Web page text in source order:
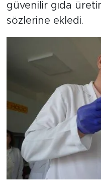
güvenilir gıda
sözlerine ekledi.